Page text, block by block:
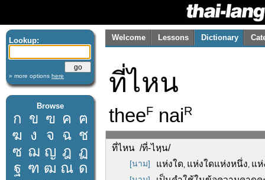
Lookup:
» more options here
Browse
ก ข ฃ ค ฅ
ฆ ง จ ฉ ช
ซ ฌ ญ ฎ ฏ
ฐ ฑ ฒ ณ ด
Welcome Lessons Dictionary
ที่ไหน
theeF naiR
ที่ไหน /ที่-ไหฺน/
[นาม] แห่งใด, แห่งใดแห่งหนึ่ง, แห่